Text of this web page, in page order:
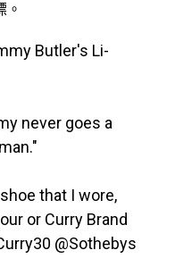
。
Butler's Li-
never goes a
that I wore,
or Curry Brand
@Sothebys